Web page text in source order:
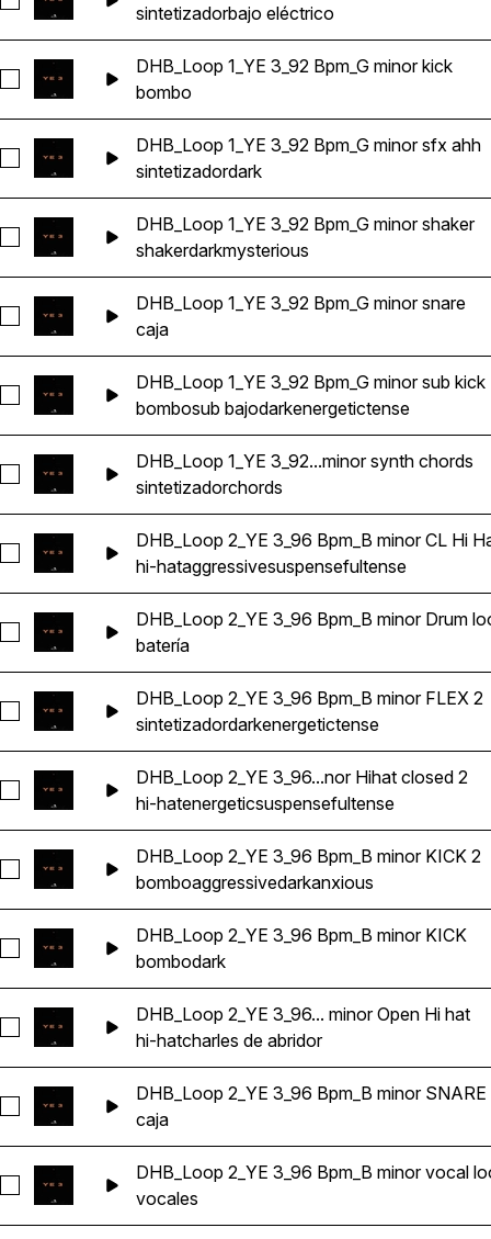
sintetizadorbajo eléctrico
Seleccionar DHB_Loop 1_YE 3_92 Bpm_G minor kick
DHB_Loop 1_YE 3_92 Bpm_G minor kick
bombo
Seleccionar DHB_Loop 1_YE 3_92 Bpm_G minor sfx ahh
DHB_Loop 1_YE 3_92 Bpm_G minor sfx ahh
sintetizadordark
Seleccionar DHB_Loop 1_YE 3_92 Bpm_G minor shaker
DHB_Loop 1_YE 3_92 Bpm_G minor shaker
shakerdarkmysterious
Seleccionar DHB_Loop 1_YE 3_92 Bpm_G minor snare
DHB_Loop 1_YE 3_92 Bpm_G minor snare
caja
Seleccionar DHB_Loop 1_YE 3_92 Bpm_G minor sub kick
DHB_Loop 1_YE 3_92 Bpm_G minor sub kick
bombosub bajodarkenergetictense
Seleccionar DHB_Loop 1_YE 3_92 Bpm_G minor synth chords
DHB_Loop 1_YE 3_92...minor synth chords
sintetizadorchords
Seleccionar DHB_Loop 2_YE 3_96 Bpm_B minor CL Hi Hat
DHB_Loop 2_YE 3_96 Bpm_B minor CL Hi
hi-hataggressivesuspensefultense
Seleccionar DHB_Loop 2_YE 3_96 Bpm_B minor Drum loop
DHB_Loop 2_YE 3_96 Bpm_B minor Drum
batería
Seleccionar DHB_Loop 2_YE 3_96 Bpm_B minor FLEX 2
DHB_Loop 2_YE 3_96 Bpm_B minor FLEX 2
sintetizadordarkenergetictense
Seleccionar DHB_Loop 2_YE 3_96 Bpm_B minor Hihat closed
DHB_Loop 2_YE 3_96...nor Hihat closed 2
hi-hatenergeticsuspensefultense
Seleccionar DHB_Loop 2_YE 3_96 Bpm_B minor KICK 2
DHB_Loop 2_YE 3_96 Bpm_B minor KICK 2
bomboaggressivedarkanxious
Seleccionar DHB_Loop 2_YE 3_96 Bpm_B minor KICK
DHB_Loop 2_YE 3_96 Bpm_B minor KICK
bombodark
Seleccionar DHB_Loop 2_YE 3_96 Bpm_B minor Open Hi hat
DHB_Loop 2_YE 3_96... minor Open Hi hat
hi-hatcharles de abridor
Seleccionar DHB_Loop 2_YE 3_96 Bpm_B minor SNARE
DHB_Loop 2_YE 3_96 Bpm_B minor SNARE
caja
Seleccionar DHB_Loop 2_YE 3_96 Bpm_B minor vocal loop
DHB_Loop 2_YE 3_96 Bpm_B minor vocal
vocales